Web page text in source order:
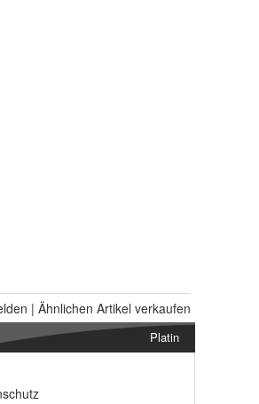
| Ähnlichen Artikel verkaufen
Platin